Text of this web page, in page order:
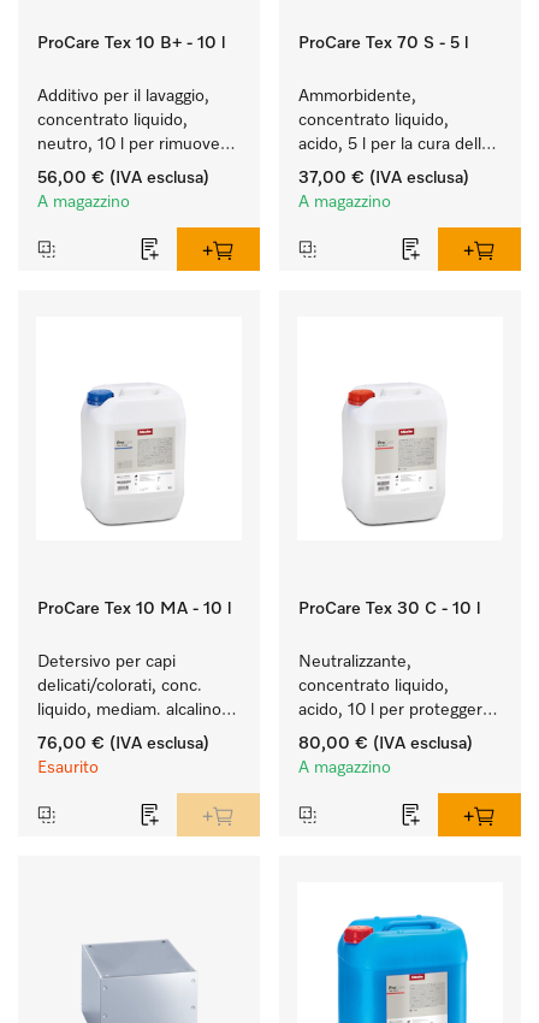
ProCare Tex 10 B+ - 10 l
Additivo per il lavaggio,
concentrato liquido,
neutro, 10 l per rimuovere
in modo efficace le
macchie di grasso.
56,00 € (IVA esclusa)
A magazzino
ProCare Tex 70 S - 5 l
Ammorbidente,
concentrato liquido,
acido, 5 l per la cura delle
fibre e una morbidezza
duratura dei tessuti.
37,00 € (IVA esclusa)
A magazzino
ProCare Tex 10 MA - 10 l
Detersivo per capi
delicati/colorati, conc.
liquido, mediam. alcalino,
10 l per il lavaggio di capi
colorati e capi delicati.
76,00 € (IVA esclusa)
Esaurito
ProCare Tex 30 C - 10 l
Neutralizzante,
concentrato liquido,
acido, 10 l per proteggere
in modo ottimale i tessuti
mediante neutralizzazione
80,00 € (IVA esclusa)
A magazzino